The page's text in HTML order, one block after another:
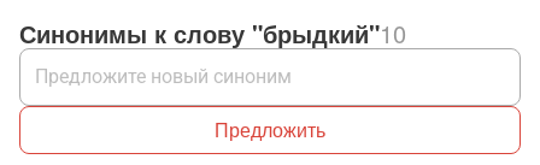
Синонимы к слову "брыдкий"10
Предложить